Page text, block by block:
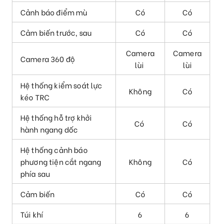
Cảnh báo điểm mù Có
Có
Cảm biến trước, sau
Có Có
Camera 360 độ
Camera
lùi
Camera
lùi
Hệ thống kiểm soát lực
kéo TRC
Không Có
Hệ thống hỗ trợ khởi
hành ngang dốc
Có Có
Hệ thống cảnh báo
phương tiện cắt ngang
phía sau
Không Có
Cảm biến Có
Có
Túi khí
6
6